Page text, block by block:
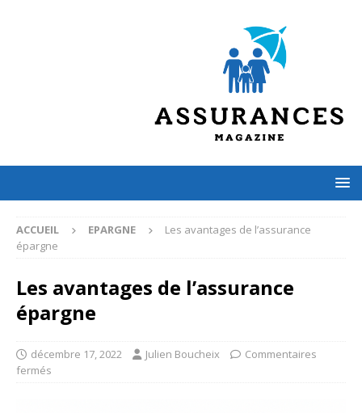
ACCUEIL EPARGNE
Les avantages de l’assurance
épargne
Les avantages de l’assurance
épargne
décembre 17, 2022 Julien Boucheix
Commentaires
fermés